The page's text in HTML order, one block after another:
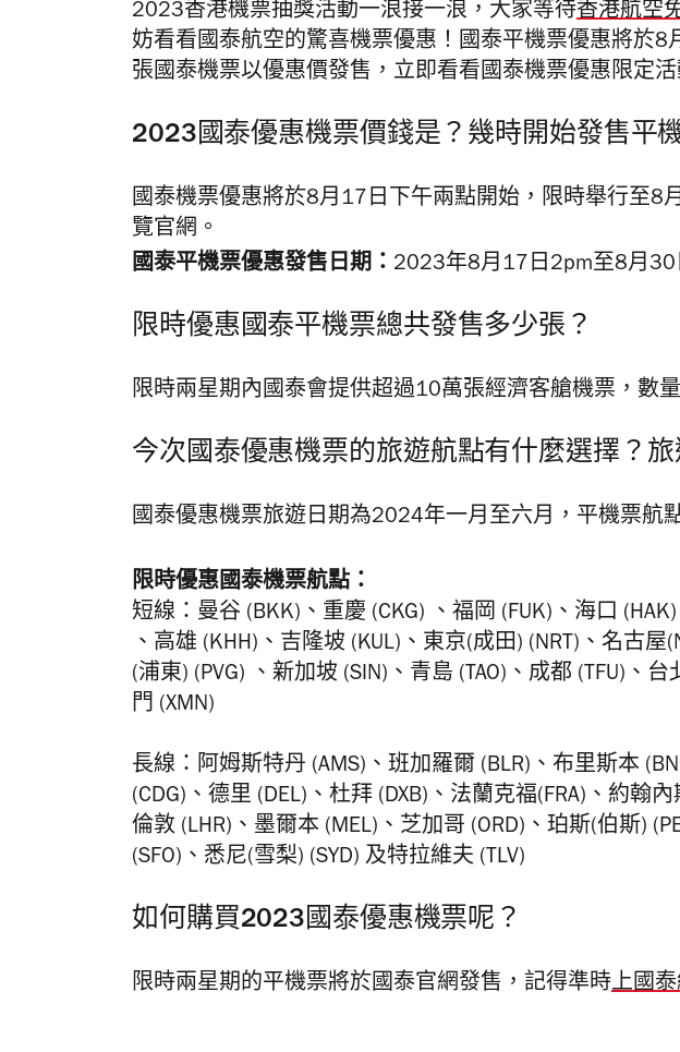
2023香港機票抽獎活動一浪接一浪，大家等待香港航空
妨看看國泰航空的驚喜機票優惠！國泰平機票優惠將於8
張國泰機票以優惠價發售，立即看看國泰機票優惠限定活
2023國泰優惠機票價錢是？幾時開始發售平
國泰機票優惠將於8月17日下午兩點開始，限時舉行至8
覽官網。
國泰平機票優惠發售日期： 2023年8月17日2pm至8月
限時優惠國泰平機票總共發售多少張？
限時兩星期內國泰會提供超過10萬張經濟客艙機票，數
今次國泰優惠機票的旅遊航點有什麼選擇？旅
國泰優惠機票旅遊日期為2024年一月至六月，平機票航
限時優惠國泰機票航點：
短線：曼谷 (BKK)、重慶 (CKG) 、福岡 (FUK)、海口
、高雄 (KHH)、吉隆坡 (KUL)、東京(成田) (NRT)、名古屋
(浦東) (PVG) 、新加坡 (SIN)、青島 (TAO)、成都 (TFU)、台
門 (XMN)
長線：阿姆斯特丹 (AMS)、班加羅爾 (BLR)、布里斯本
(CDG)、德里 (DEL)、杜拜 (DXB)、法蘭克福(FRA)、約翰
倫敦 (LHR)、墨爾本 (MEL)、芝加哥 (ORD)、珀斯(伯斯)
(SFO)、悉尼(雪梨) (SYD) 及特拉維夫 (TLV)
如何購買2023國泰優惠機票呢？
限時兩星期的平機票將於國泰官網發售，記得準時上國